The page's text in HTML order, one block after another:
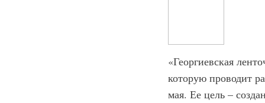
«Георгиевская
которую проводит
мая. Ее цель –